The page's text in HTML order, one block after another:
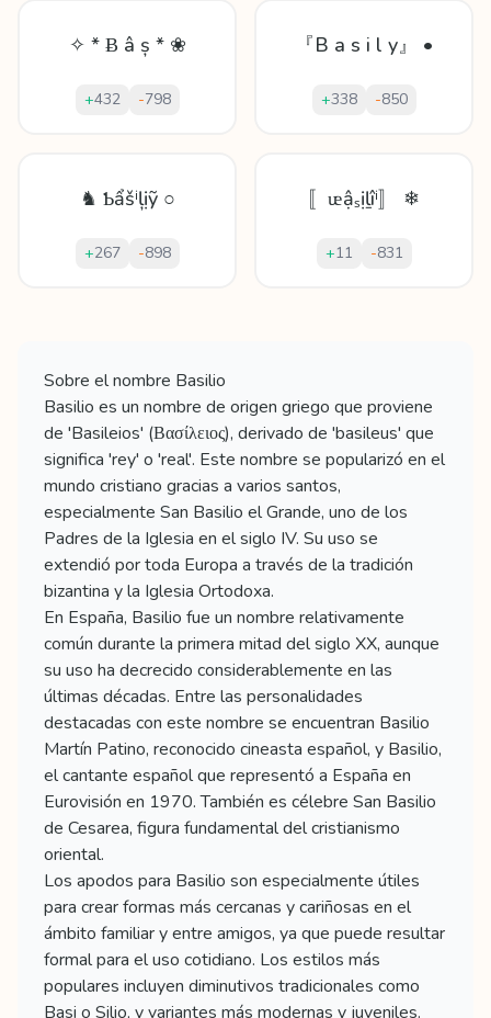
✧ * Ƀ â ș * ❀
+432 -798
『B a s i l y』 •
+338 -850
♞ Ƅẩšⁱļịỹ ○
+267 -898
〚ᵫậₛịḻîⁱ〛 ❄
+11 -831
Sobre el nombre Basilio
Basilio es un nombre de origen griego que proviene
de 'Basileios' (Βασίλειος), derivado de 'basileus' que
significa 'rey' o 'real'. Este nombre se popularizó en el
mundo cristiano gracias a varios santos,
especialmente San Basilio el Grande, uno de los
Padres de la Iglesia en el siglo IV. Su uso se
extendió por toda Europa a través de la tradición
bizantina y la Iglesia Ortodoxa.
En España, Basilio fue un nombre relativamente
común durante la primera mitad del siglo XX, aunque
su uso ha decrecido considerablemente en las
últimas décadas. Entre las personalidades
destacadas con este nombre se encuentran Basilio
Martín Patino, reconocido cineasta español, y Basilio,
el cantante español que representó a España en
Eurovisión en 1970. También es célebre San Basilio
de Cesarea, figura fundamental del cristianismo
oriental.
Los apodos para Basilio son especialmente útiles
para crear formas más cercanas y cariñosas en el
ámbito familiar y entre amigos, ya que puede resultar
formal para el uso cotidiano. Los estilos más
populares incluyen diminutivos tradicionales como
Basi o Silio, y variantes más modernas y juveniles.